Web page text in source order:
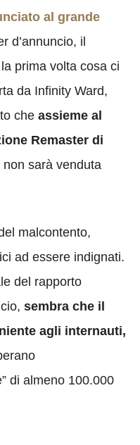
al grande
d’annuncio, il
prima volta cosa ci
da Infinity Ward,
che assieme al
Remaster di
sarà venduta
malcontento,
ad essere indignati.
del rapporto
sembra che il
agli internauti,
di almeno 100.000